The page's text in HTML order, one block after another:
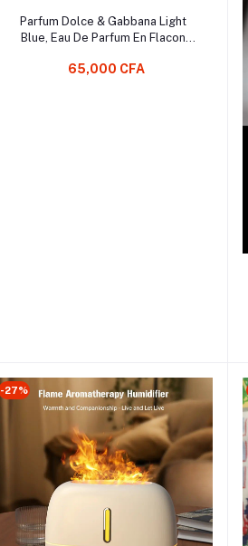
Ajouter au Panier
Parfum Dolce & Gabbana Light
Blue, Eau De Parfum En Flacon
65,000 CFA
-27%